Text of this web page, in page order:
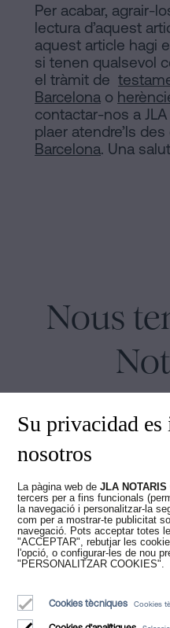
Per acabar, agrair-
lectura d’aquest
aquest article hagi
si tenen qualsevol
el tràmit de
Barcelona o
contactar-nos a
plaer atendre’ls
Barcelona. Una
Nous
Juan
Luis Alberto
Notaris de Barcelona i
Su privacidad
nosotros
La pàgina web deJLA NOTARIS
tercers per a fins funcionals
la navegació i personalitzar-la
com per a mostrar-te publicitat
navegació. Pots acceptar totes
"ACCEPTAR", rebutjar les
l'opció, o configurar-les de nou
"PERSONALITZAR COOKIES".
Cookies tècniques Cookies